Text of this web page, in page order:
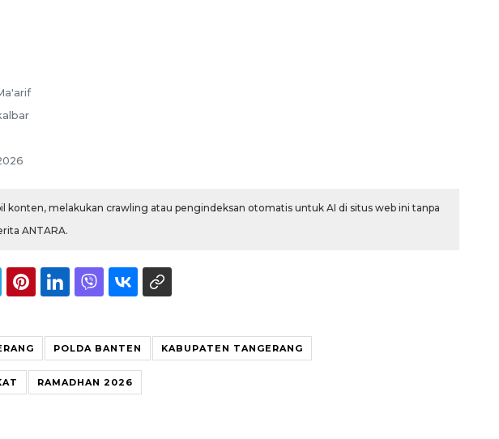
konten, melakukan crawling atau pengindeksan otomatis untuk AI di situs web ini tanpa
ANTARA.
POLDA BANTEN KABUPATEN TANGERANG
RAMADHAN 2026
jaringan gas 2026
2026-08-07 18:00:00